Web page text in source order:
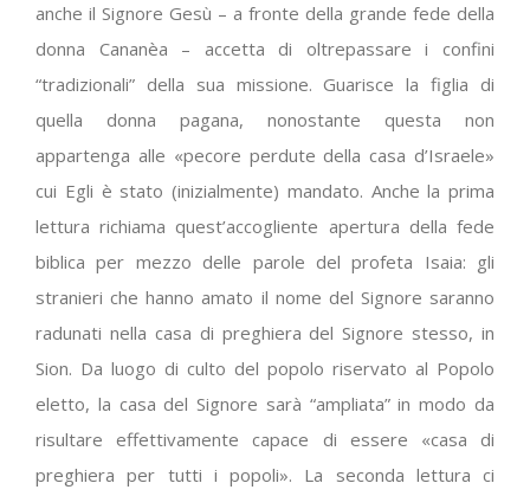
anche il Signore Gesù – a fronte della grande fede della
donna Cananèa – accetta di oltrepassare i confini
“tradizionali” della sua missione. Guarisce la figlia di
quella donna pagana, nonostante questa non
appartenga alle «pecore perdute della casa d’Israele»
cui Egli è stato (inizialmente) mandato. Anche la prima
lettura richiama quest’accogliente apertura della fede
biblica per mezzo delle parole del profeta Isaia: gli
stranieri che hanno amato il nome del Signore saranno
radunati nella casa di preghiera del Signore stesso, in
Sion. Da luogo di culto del popolo riservato al Popolo
eletto, la casa del Signore sarà “ampliata” in modo da
risultare effettivamente capace di essere «casa di
preghiera per tutti i popoli». La seconda lettura ci